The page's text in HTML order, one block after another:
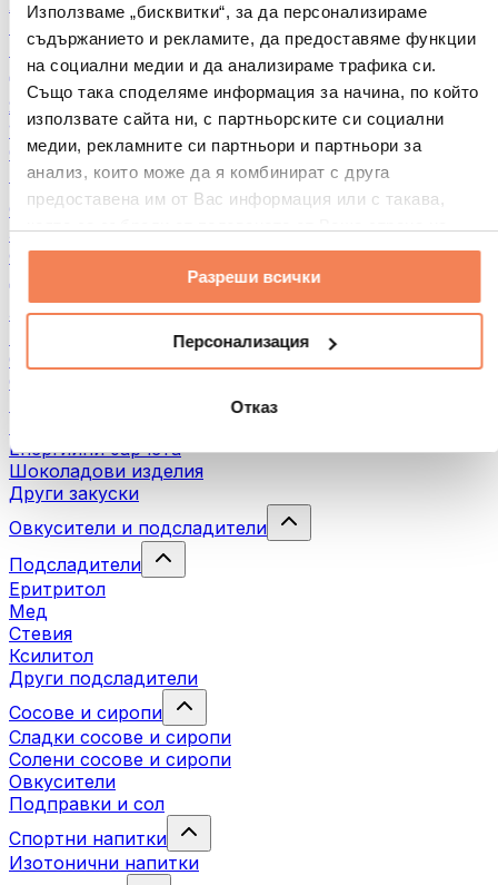
Използваме „бисквитки“, за да персонализираме
съдържанието и рекламите, да предоставяме функции
на социални медии и да анализираме трафика си.
Също така споделяме информация за начина, по който
използвате сайта ни, с партньорските си социални
медии, рекламните си партньори и партньори за
анализ, които може да я комбинират с друга
предоставена им от Вас информация или с такава,
услугите им.
Разреши всички
Персонализация
Отказ
Хляб и печива
Бобови култури
Други
Ядкови масла
100% Ядкови масла
Сладки ядкови масла
Протеинови ядкови масла
Суперхрани
Зелени суперхрани
Фибри
Други суперхрани
3акуски
Протеинови бaрове
Сушено месо
Сушени плодове
Енергийни барчета
Шоколадови изделия
Други закуски
Овкусители и подсладители
Подсладители
Еритритол
Мед
Стевия
Ксилитол
Други подсладители
Сосове и сиропи
Сладки сосове и сиропи
Солени сосове и сиропи
Овкусители
Подправки и сол
Спортни напитки
Изотонични напитки